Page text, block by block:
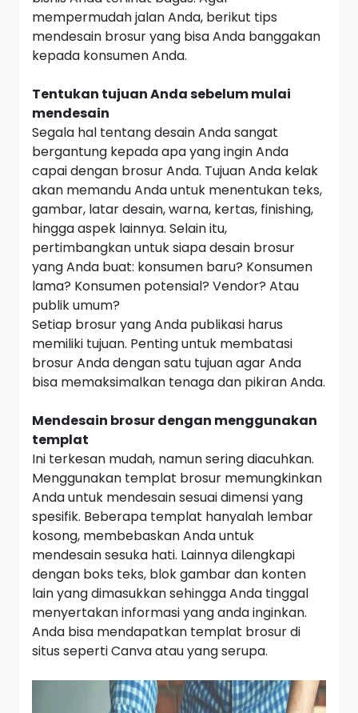
mempermudah jalan Anda, berikut tips
mendesain brosur yang bisa Anda banggakan
kepada konsumen Anda.
Tentukan tujuan Anda sebelum mulai
mendesain
Segala hal tentang desain Anda sangat
bergantung kepada apa yang ingin Anda
capai dengan brosur Anda. Tujuan Anda kelak
akan memandu Anda untuk menentukan teks,
gambar, latar desain, warna, kertas, finishing,
hingga aspek lainnya. Selain itu,
pertimbangkan untuk siapa desain brosur
yang Anda buat: konsumen baru? Konsumen
lama? Konsumen potensial? Vendor? Atau
publik umum?
Setiap brosur yang Anda publikasi harus
memiliki tujuan. Penting untuk membatasi
brosur Anda dengan satu tujuan agar Anda
bisa memaksimalkan tenaga dan pikiran Anda.
Mendesain brosur dengan menggunakan
templat
Ini terkesan mudah, namun sering diacuhkan.
Menggunakan templat brosur memungkinkan
Anda untuk mendesain sesuai dimensi yang
spesifik. Beberapa templat hanyalah lembar
kosong, membebaskan Anda untuk
mendesain sesuka hati. Lainnya dilengkapi
dengan boks teks, blok gambar dan konten
lain yang dimasukkan sehingga Anda tinggal
menyertakan informasi yang anda inginkan.
Anda bisa mendapatkan templat brosur di
situs seperti Canva atau yang serupa.